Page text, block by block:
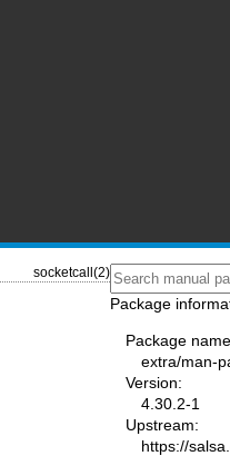
socketcall(2)
Package
Package
extra/man-
Version:
4.30.2-1
Upstream:
https://